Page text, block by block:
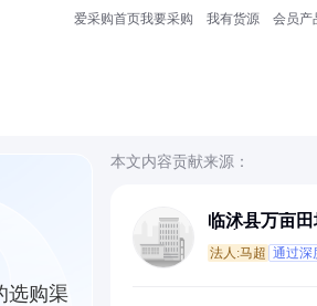
爱采购首页我要采购 我有货源 会员产
选购渠
本文内容贡献来源：
临沭县万亩
法人:马超 通过深